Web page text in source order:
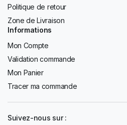
Politique de retour
Zone de Livraison
Informations
Mon Compte
Validation commande
Mon Panier
Tracer ma commande
Suivez-nous sur :